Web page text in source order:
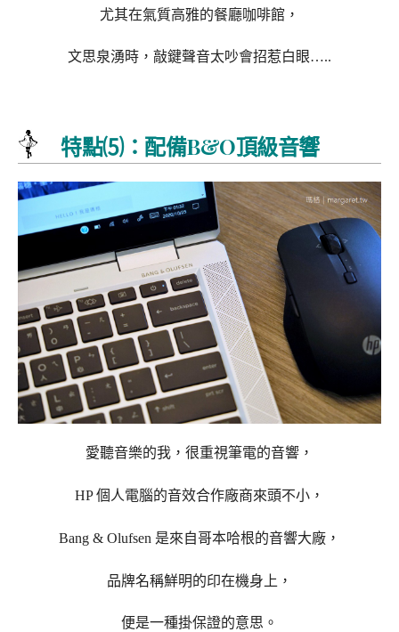
尤其在氣質高雅的餐廳咖啡館，
文思泉湧時，敲鍵聲音太吵會招惹白眼…..
特點⑸：配備B&O頂級音響
愛聽音樂的我，很重視筆電的音響，
HP 個人電腦的音效合作廠商來頭不小，
Bang & Olufsen 是來自哥本哈根的音響大廠，
品牌名稱鮮明的印在機身上，
便是一種掛保證的意思。